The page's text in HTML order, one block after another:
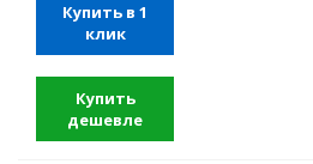
Купить в 1
клик
Купить
дешевле